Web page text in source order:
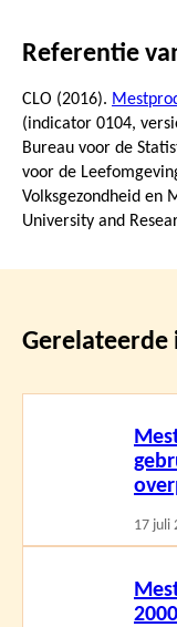
Referentie
CLO (2016).
(indicator 0104,
Bureau voor de
voor de
Volksgezondheid en
University and
Gerelateerde
17 juli